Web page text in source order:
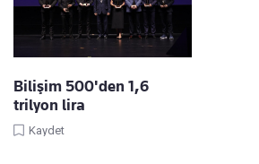
Bilişim 500'den 1,6
trilyon lira
Kaydet